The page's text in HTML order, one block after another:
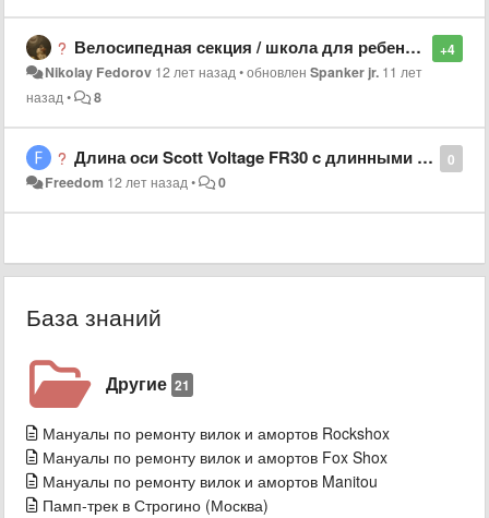
+4
Велосипедная секция / школа для ребенка в Москве
Nikolay Fedorov 12 лет назад•обновленSpanker jr. 11 лет
назад• 8
0
Длина оси Scott Voltage FR30 c длинными дропаутами
Freedom 12 лет назад• 0
База знаний
Другие 21
Мануалы по ремонту вилок и амортов Rockshox
Мануалы по ремонту вилок и амортов Fox Shox
Мануалы по ремонту вилок и амортов Manitou
Памп-трек в Строгино (Москва)